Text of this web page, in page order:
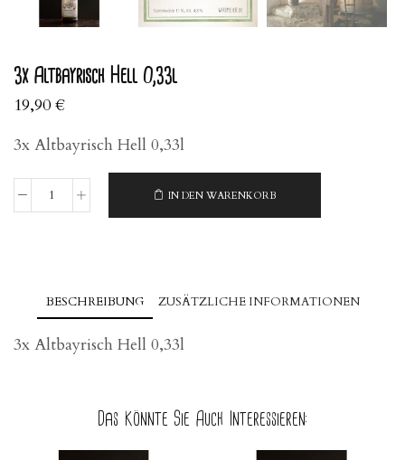
3x Altbayrisch Hell 0,33l
19,90€
3x Altbayrisch Hell 0,33l
3x
Menge
IN DEN WARENKORB
BESCHREIBUNG ZUSÄTZLICHE INFORMATIONEN
3x Altbayrisch Hell 0,33l
Das Könnte Sie Auch Interessieren: